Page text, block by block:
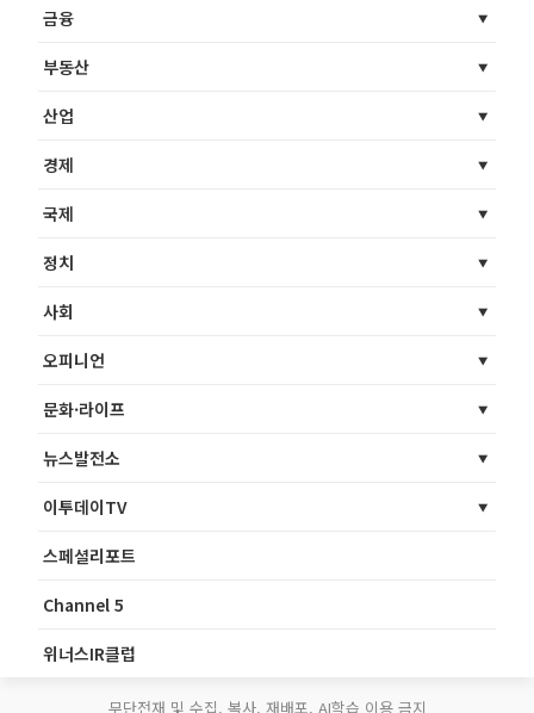
금융
부동산
산업
경제
국제
정치
사회
오피니언
문화·라이프
뉴스발전소
이투데이TV
스페셜리포트
Channel 5
위너스IR클럽
무단전재 및 수집, 복사, 재배포, AI학습 이용 금지